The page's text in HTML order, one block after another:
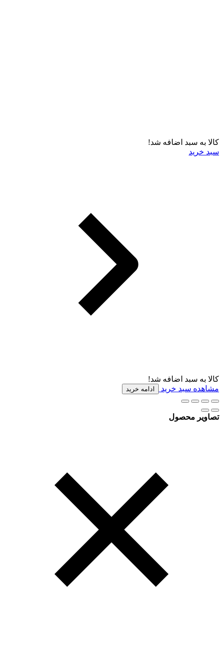
کالا به سبد اضافه شد!
سبد خرید
کالا به سبد اضافه شد!
مشاهده سبد خرید
ادامه خرید
تصاویر محصول